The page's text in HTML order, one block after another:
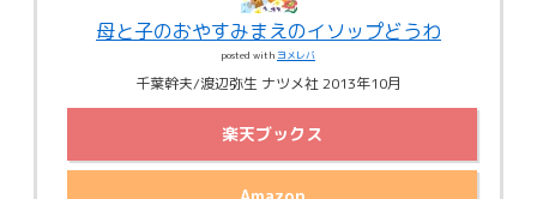
母と子のおやすみまえのイソップどうわ
posted with ヨメレバ
千葉幹夫/渡辺弥生 ナツメ社 2013年10月
楽天ブックス